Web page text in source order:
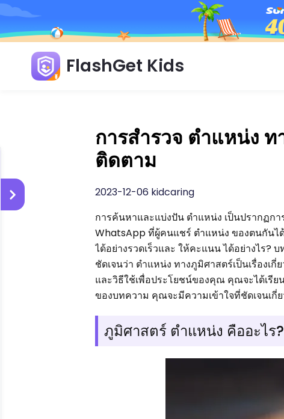
FlashGet Kids
การสำรวจ ตำแหน่ง
ติดตาม
2023-12-06 kidcaring
การค้นหาและแบ่งปัน ตำแหน่ง เป็นปรากฏก
WhatsApp ที่ผู้คนแชร์ ตำแหน่ง ของตนกันไ
ได้อย่างรวดเร็วและ ให้คะแนน ได้อย่างไร
ชัดเจนว่า ตำแหน่ง ทางภูมิศาสตร์เป็นเรื่องเ
และวิธีใช้เพื่อประโยชน์ของคุณ คุณจะได้เรีย
ของบทความ คุณจะมีความเข้าใจที่ชัดเจนเกี่
ภูมิศาสตร์ ตำแหน่ง คืออะไร?